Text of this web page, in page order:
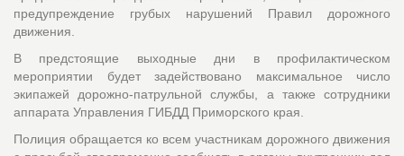
предупреждение грубых нарушений Правил дорожного
движения.
В предстоящие выходные дни в профилактическом
мероприятии будет задействовано максимальное число
экипажей дорожно-патрульной службы, а также сотрудники
аппарата Управления ГИБДД Приморского края.
Полиция обращается ко всем участникам дорожного движения